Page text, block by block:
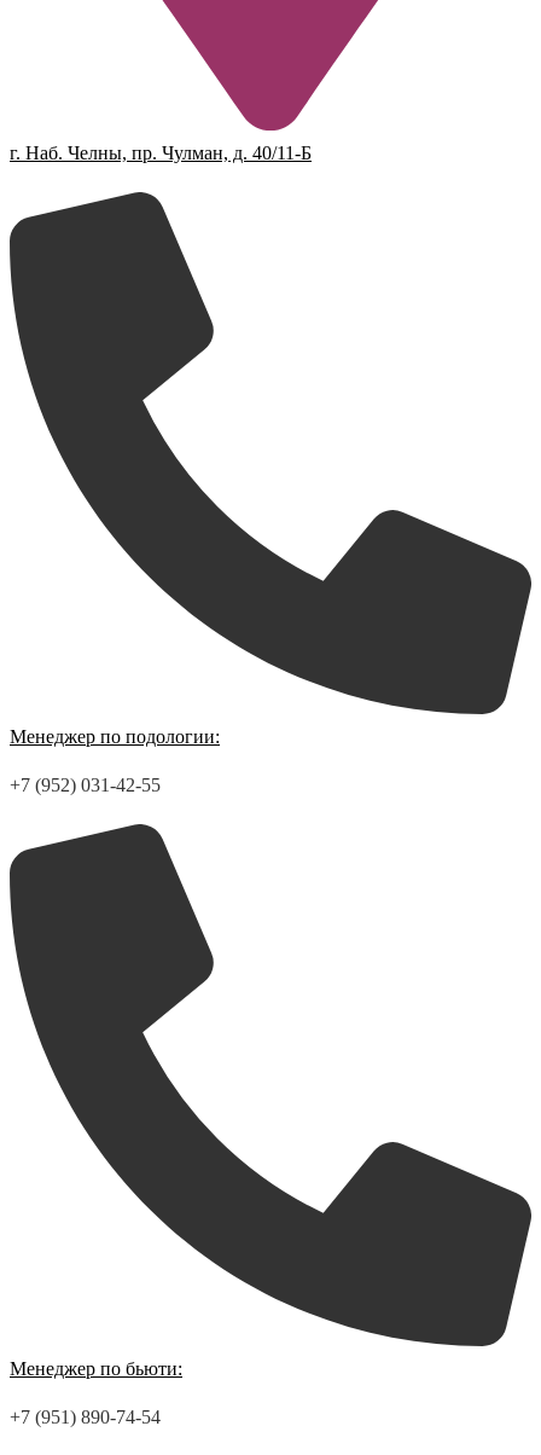
г. Наб. Челны, пр. Чулман, д. 40/11-Б
Менеджер по подологии:
+7 (952) 031-42-55
Менеджер по бьюти:
+7 (951) 890-74-54